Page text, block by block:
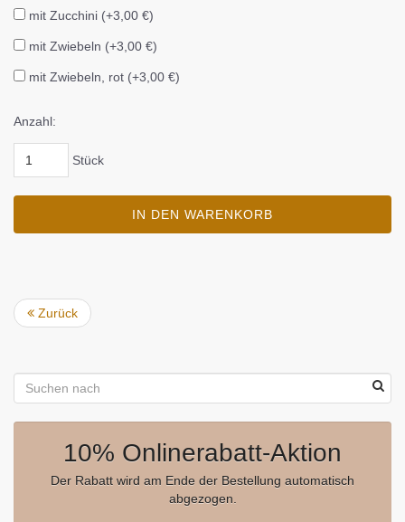
mit Zucchini (+3,00 €)
mit Zwiebeln (+3,00 €)
mit Zwiebeln, rot (+3,00 €)
Anzahl:
Stück
IN DEN WARENKORB
Zurück
10% Onlinerabatt-Aktion
Der Rabatt wird am Ende der Bestellung automatisch
abgezogen.